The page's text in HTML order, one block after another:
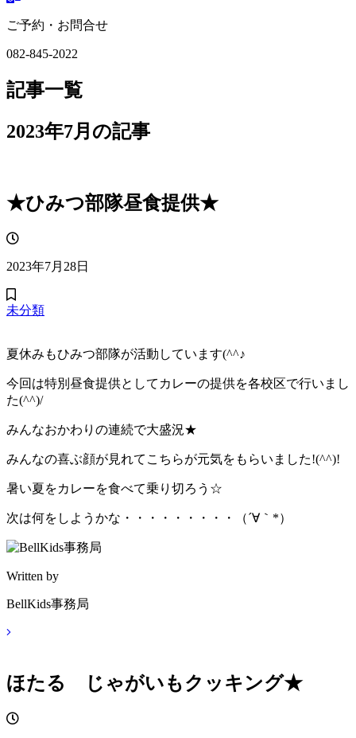
ご予約・お問合せ
082-845-2022
記事一覧
2023年7月の記事
★ひみつ部隊昼食提供★
2023年7月28日
未分類
夏休みもひみつ部隊が活動しています(^^♪
今回は特別昼食提供としてカレーの提供を各校区で行いまし
た(^^)/
みんなおかわりの連続で大盛況★
みんなの喜ぶ顔が見れてこちらが元気をもらいました!(^^)!
暑い夏をカレーを食べて乗り切ろう☆
次は何をしようかな・・・・・・・・・（´∀｀*）
Written by
BellKids事務局
ほたる じゃがいもクッキング★